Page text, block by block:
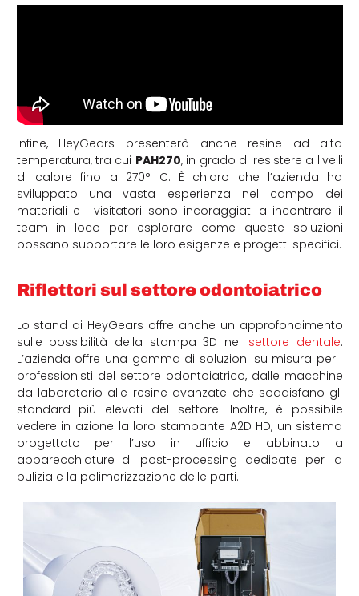
Infine, HeyGears presenterà anche resine ad alta
temperatura, tra cui PAH270, in grado di resistere a livelli
di calore fino a 270° C. È chiaro che l’azienda ha
sviluppato una vasta esperienza nel campo dei
materiali e i visitatori sono incoraggiati a incontrare il
team in loco per esplorare come queste soluzioni
possano supportare le loro esigenze e progetti specifici.
Riflettori sul settore odontoiatrico
Lo stand di HeyGears offre anche un approfondimento
sulle possibilità della stampa 3D nel settore dentale.
L’azienda offre una gamma di soluzioni su misura per i
professionisti del settore odontoiatrico, dalle macchine
da laboratorio alle resine avanzate che soddisfano gli
standard più elevati del settore. Inoltre, è possibile
vedere in azione la loro stampante A2D HD, un sistema
progettato per l’uso in ufficio e abbinato a
apparecchiature di post-processing dedicate per la
pulizia e la polimerizzazione delle parti.